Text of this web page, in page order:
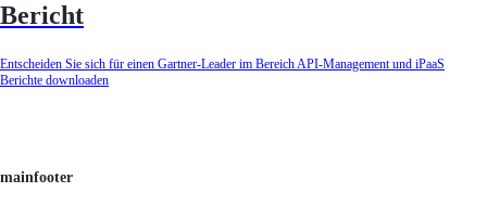
Bericht
Entscheiden Sie sich für einen Gartner-Leader im Bereich API-Management und iPaaS
Berichte downloaden
mainfooter